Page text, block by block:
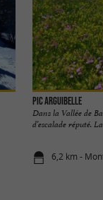
Pic Arguibelle
Dans la Vallée de
d’escalade réputé.
6,2 km -